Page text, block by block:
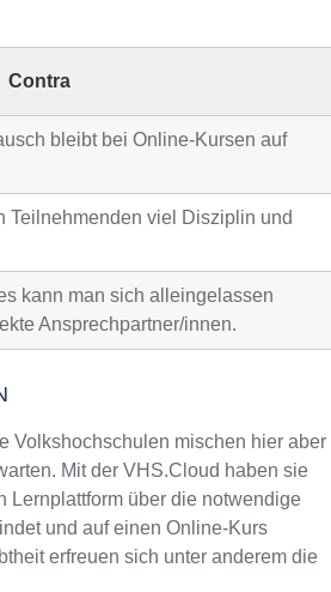
Contra
bleibt bei Online-Kursen auf
Teilnehmenden viel Disziplin und
kann man sich alleingelassen
Ansprechpartner/innen.
Volkshochschulen mischen hier aber
Mit der VHS.Cloud haben sie
Lernplattform über die notwendige
und auf einen Online-Kurs
erfreuen sich unter anderem die